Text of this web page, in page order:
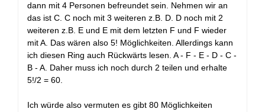
dann mit 4 Personen befreundet sein. Nehmen wir an
das ist C. C noch mit 3 weiteren z.B. D. D noch mit 2
weiteren z.B. E und E mit dem letzten F und F wieder
mit A. Das wären also 5! Möglichkeiten. Allerdings kann
ich diesen Ring auch Rückwärts lesen. A - F - E - D - C -
B - A. Daher muss ich noch durch 2 teilen und erhalte
5!/2 = 60.
Ich würde also vermuten es gibt 80 Möglichkeiten